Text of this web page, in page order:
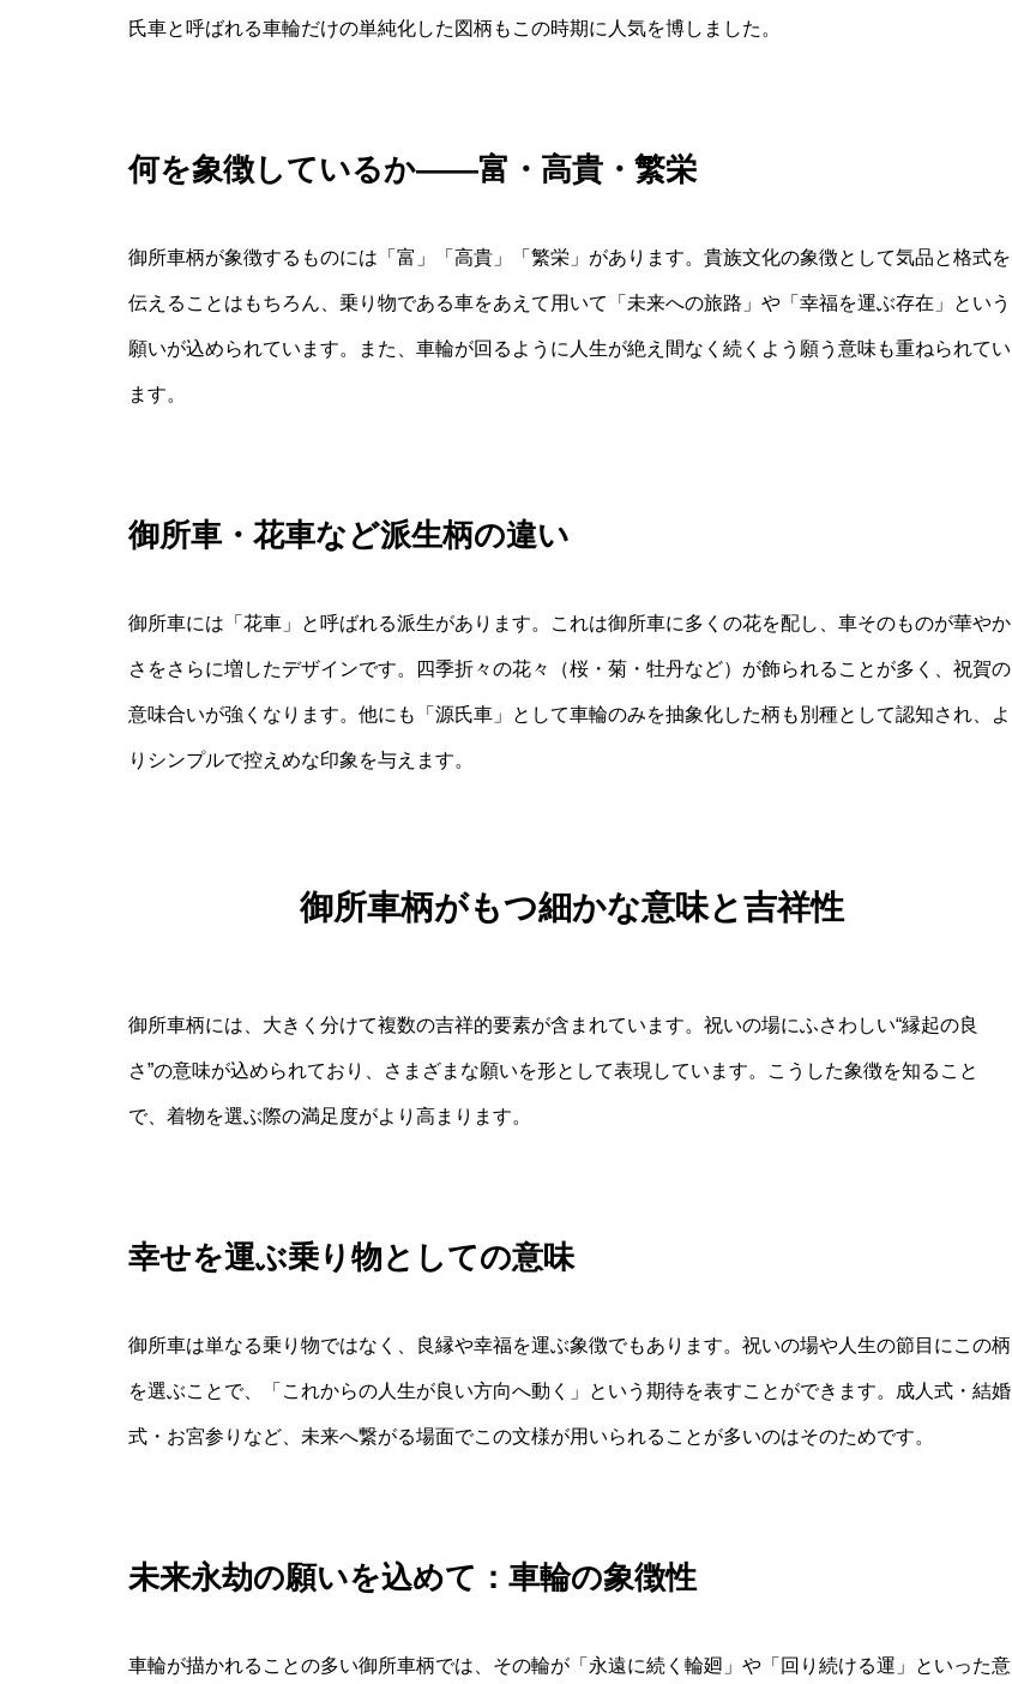
氏車と呼ばれる車輪だけの単純化した図柄もこの時期に人気を博しました。
何を象徴しているか――富・高貴・繁栄
御所車柄が象徴するものには「富」「高貴」「繁栄」があります。貴族文化の象徴として気品と格式を
伝えることはもちろん、乗り物である車をあえて用いて「未来への旅路」や「幸福を運ぶ存在」という
願いが込められています。また、車輪が回るように人生が絶え間なく続くよう願う意味も重ねられてい
ます。
御所車・花車など派生柄の違い
御所車には「花車」と呼ばれる派生があります。これは御所車に多くの花を配し、車そのものが華やか
さをさらに増したデザインです。四季折々の花々（桜・菊・牡丹など）が飾られることが多く、祝賀の
意味合いが強くなります。他にも「源氏車」として車輪のみを抽象化した柄も別種として認知され、よ
りシンプルで控えめな印象を与えます。
御所車柄がもつ細かな意味と吉祥性
御所車柄には、大きく分けて複数の吉祥的要素が含まれています。祝いの場にふさわしい“縁起の良
さ”の意味が込められており、さまざまな願いを形として表現しています。こうした象徴を知ること
で、着物を選ぶ際の満足度がより高まります。
幸せを運ぶ乗り物としての意味
御所車は単なる乗り物ではなく、良縁や幸福を運ぶ象徴でもあります。祝いの場や人生の節目にこの柄
を選ぶことで、「これからの人生が良い方向へ動く」という期待を表すことができます。成人式・結婚
式・お宮参りなど、未来へ繋がる場面でこの文様が用いられることが多いのはそのためです。
未来永劫の願いを込めて：車輪の象徴性
車輪が描かれることの多い御所車柄では、その輪が「永遠に続く輪廻」や「回り続ける運」といった意